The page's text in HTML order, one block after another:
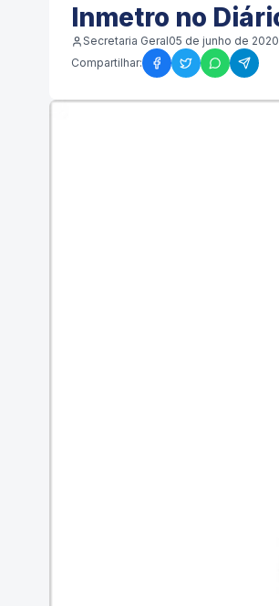
Inmetro no
Secretaria Geral05 de junho de 2020
Compartilhar: